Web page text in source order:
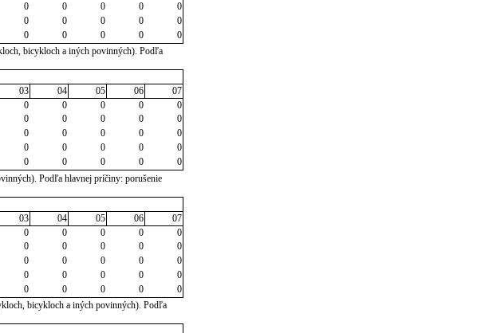
0 0 0 0
0
0 0 0 0
0
0 0 0 0
0
bicykloch a iných povinných). Podľa
03 04 05 06
07
0 0 0 0
0
0 0 0 0
0
0 0 0 0
0
0 0 0 0
0
0 0 0 0
0
Podľa hlavnej príčiny: porušenie
03 04 05 06
07
0 0 0 0
0
0 0 0 0
0
0 0 0 0
0
0 0 0 0
0
0 0 0 0
0
bicykloch a iných povinných). Podľa